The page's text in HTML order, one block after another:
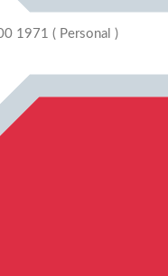
1971 ( Personal )